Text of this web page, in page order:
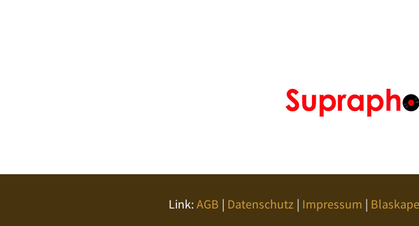
Link:AGB | Datenschutz | Impressum |